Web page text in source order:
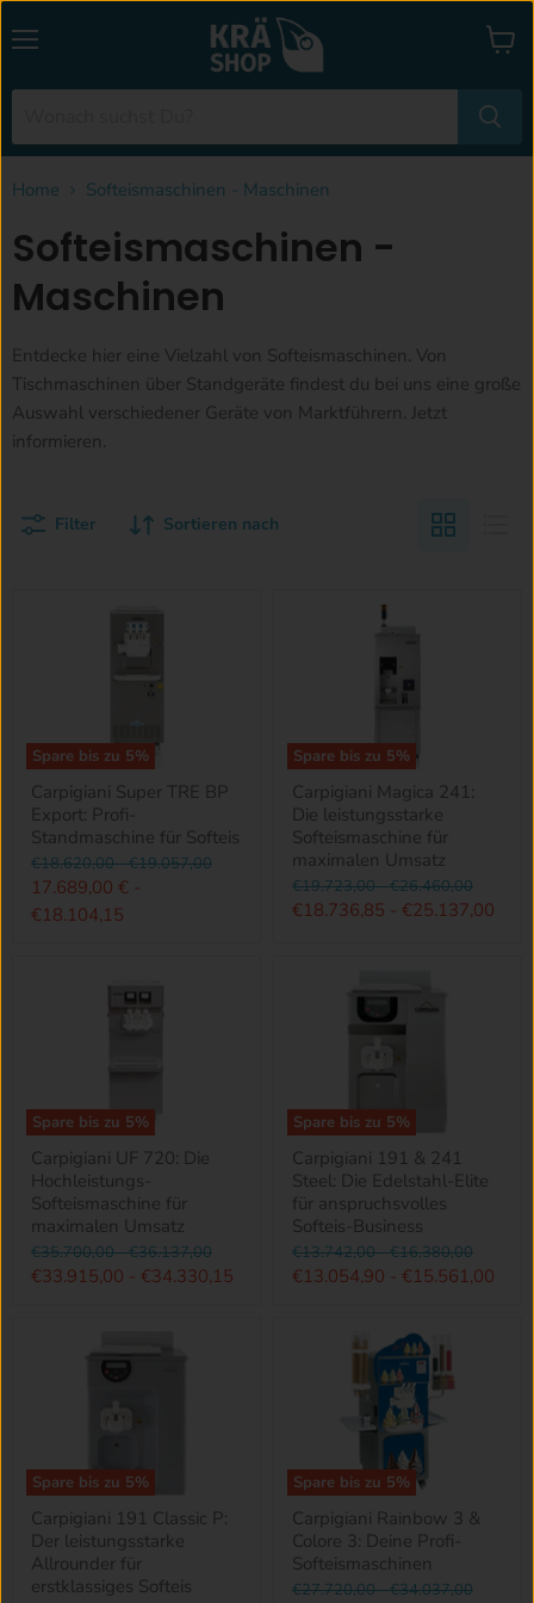
Home Softeismaschinen - Maschinen
Softeismaschinen -
Maschinen
Entdecke hier eine Vielzahl von Softeismaschinen. Von
Tischmaschinen über Standgeräte findest du bei uns eine große
Auswahl verschiedener Geräte von Marktführern. Jetzt
informieren.
Filter Sortieren nach
Spare bis zu 5%
Carpigiani Super TRE BP
Export: Profi-
Standmaschine für Softeis
Ursprünglicher
Preis
€18.620,00-Ursprünglicher
€19.057,00
17.689,00 €
€18.104,15
Spare bis zu 5%
Carpigiani Magica 241:
Die leistungsstarke
Softeismaschine für
maximalen Umsatz
Ursprünglicher
Preis
€19.723,00-Ursprünglicher
Preis
€26.460,00
€18.736,85 €25.137,00
Spare bis zu 5%
Carpigiani UF 720: Die
Hochleistungs-
Softeismaschine für
maximalen Umsatz
Ursprünglicher
Preis
€35.700,00-Ursprünglicher
Preis
€36.137,00
€33.915,00 €34.330,15
Spare bis zu 5%
Carpigiani 191 & 241
Steel: Die Edelstahl-Elite
für anspruchsvolles
Softeis-Business
Ursprünglicher
Preis
€13.742,00-Ursprünglicher
Preis
€16.380,00
€13.054,90 €15.561,00
Spare bis zu 5%
Carpigiani 191 Classic P:
Der leistungsstarke
Allrounder für
erstklassiges Softeis
Spare bis zu 5%
Carpigiani Rainbow 3 &
Colore 3: Deine Profi-
Softeismaschinen
Ursprünglicher
€27.720,00-Ursprünglicher
€34.037,00